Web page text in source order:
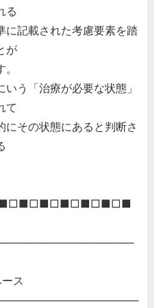
る
に記載された考慮要素を踏
が
う「治療が必要な状態」
て
にその状態にあると判断さ
ス